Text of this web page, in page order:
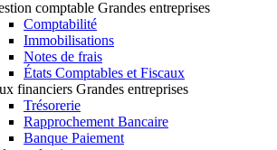
comptable Grandes entreprises
Comptabilité
Immobilisations
Notes de frais
États Comptables et Fiscaux
financiers Grandes entreprises
Trésorerie
Rapprochement Bancaire
Banque Paiement